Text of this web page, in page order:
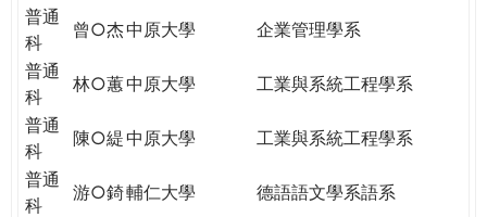
普通
科
曾○杰中原大學
企業管理學系
普通
科
林○蕙中原大學
工業與系統工程學系
普通
科
陳○緹中原大學
工業與系統工程學系
普通
科
游○錡輔仁大學
德語語文學系語系